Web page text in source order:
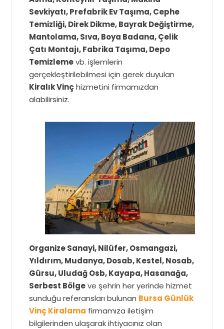
Sevkiyatı, Prefabrik Ev Taşıma, Cephe
Temizliği, Direk Dikme, Bayrak Değiştirme,
Mantolama, Sıva, Boya Badana, Çelik
Çatı Montajı, Fabrika Taşıma, Depo
Temizlemevb. işlemlerin
gerçekleştirilebilmesi için gerek duyulan
Kiralık Vinçhizmetini firmamızdan
alabilirsiniz.
Organize Sanayi, Nilüfer, Osmangazi,
Yıldırım, Mudanya, Dosab, Kestel, Nosab,
Gürsu, Uludağ Osb, Kayapa, Hasanağa,
Serbest Bölgeve şehrin her yerinde hizmet
sunduğu referansları bulunan Bursa Günlük
Vinç Kiralama firmamıza iletişim
bilgilerinden ulaşarak ihtiyacınız olan